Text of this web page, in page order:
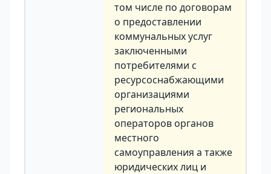
том числе по договорам
о предоставлении
коммунальных услуг
заключенными
потребителями с
ресурсоснабжающими
организациями
региональных
операторов органов
местного
самоуправления а также
юридических лиц и